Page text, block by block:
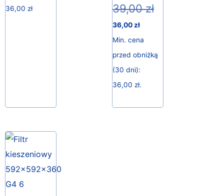
36,00 zł 39,00zł
36,00 zł
Min. cena
przed obniżką
(30 dni):
36,00 zł.